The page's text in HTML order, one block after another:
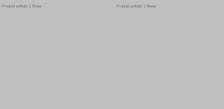
Produkt enthält: 1 Meter Produkt enthält: 1 Meter